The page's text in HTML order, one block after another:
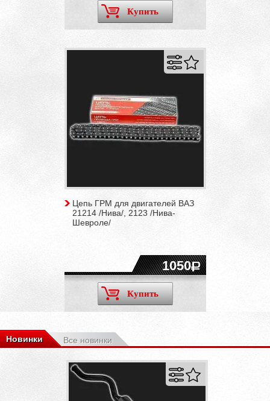
Купить
Цепь ГРМ для двигателей ВАЗ
21214 /Нива/, 2123 /Нива-
Шевроле/
1050
Купить
Новинки Все новинки